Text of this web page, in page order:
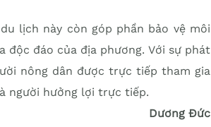
lịch này còn góp phần bảo vệ môi
đáo của địa phương. Với sự phát
nông dân được trực tiếp tham gia
người hưởng lợi trực tiếp.
Dương Đức